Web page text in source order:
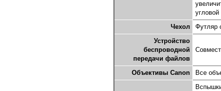
Чехол
Футляр
Устройство
беспроводной
передачи файлов
Объективы Canon Все